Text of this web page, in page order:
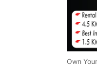
Own